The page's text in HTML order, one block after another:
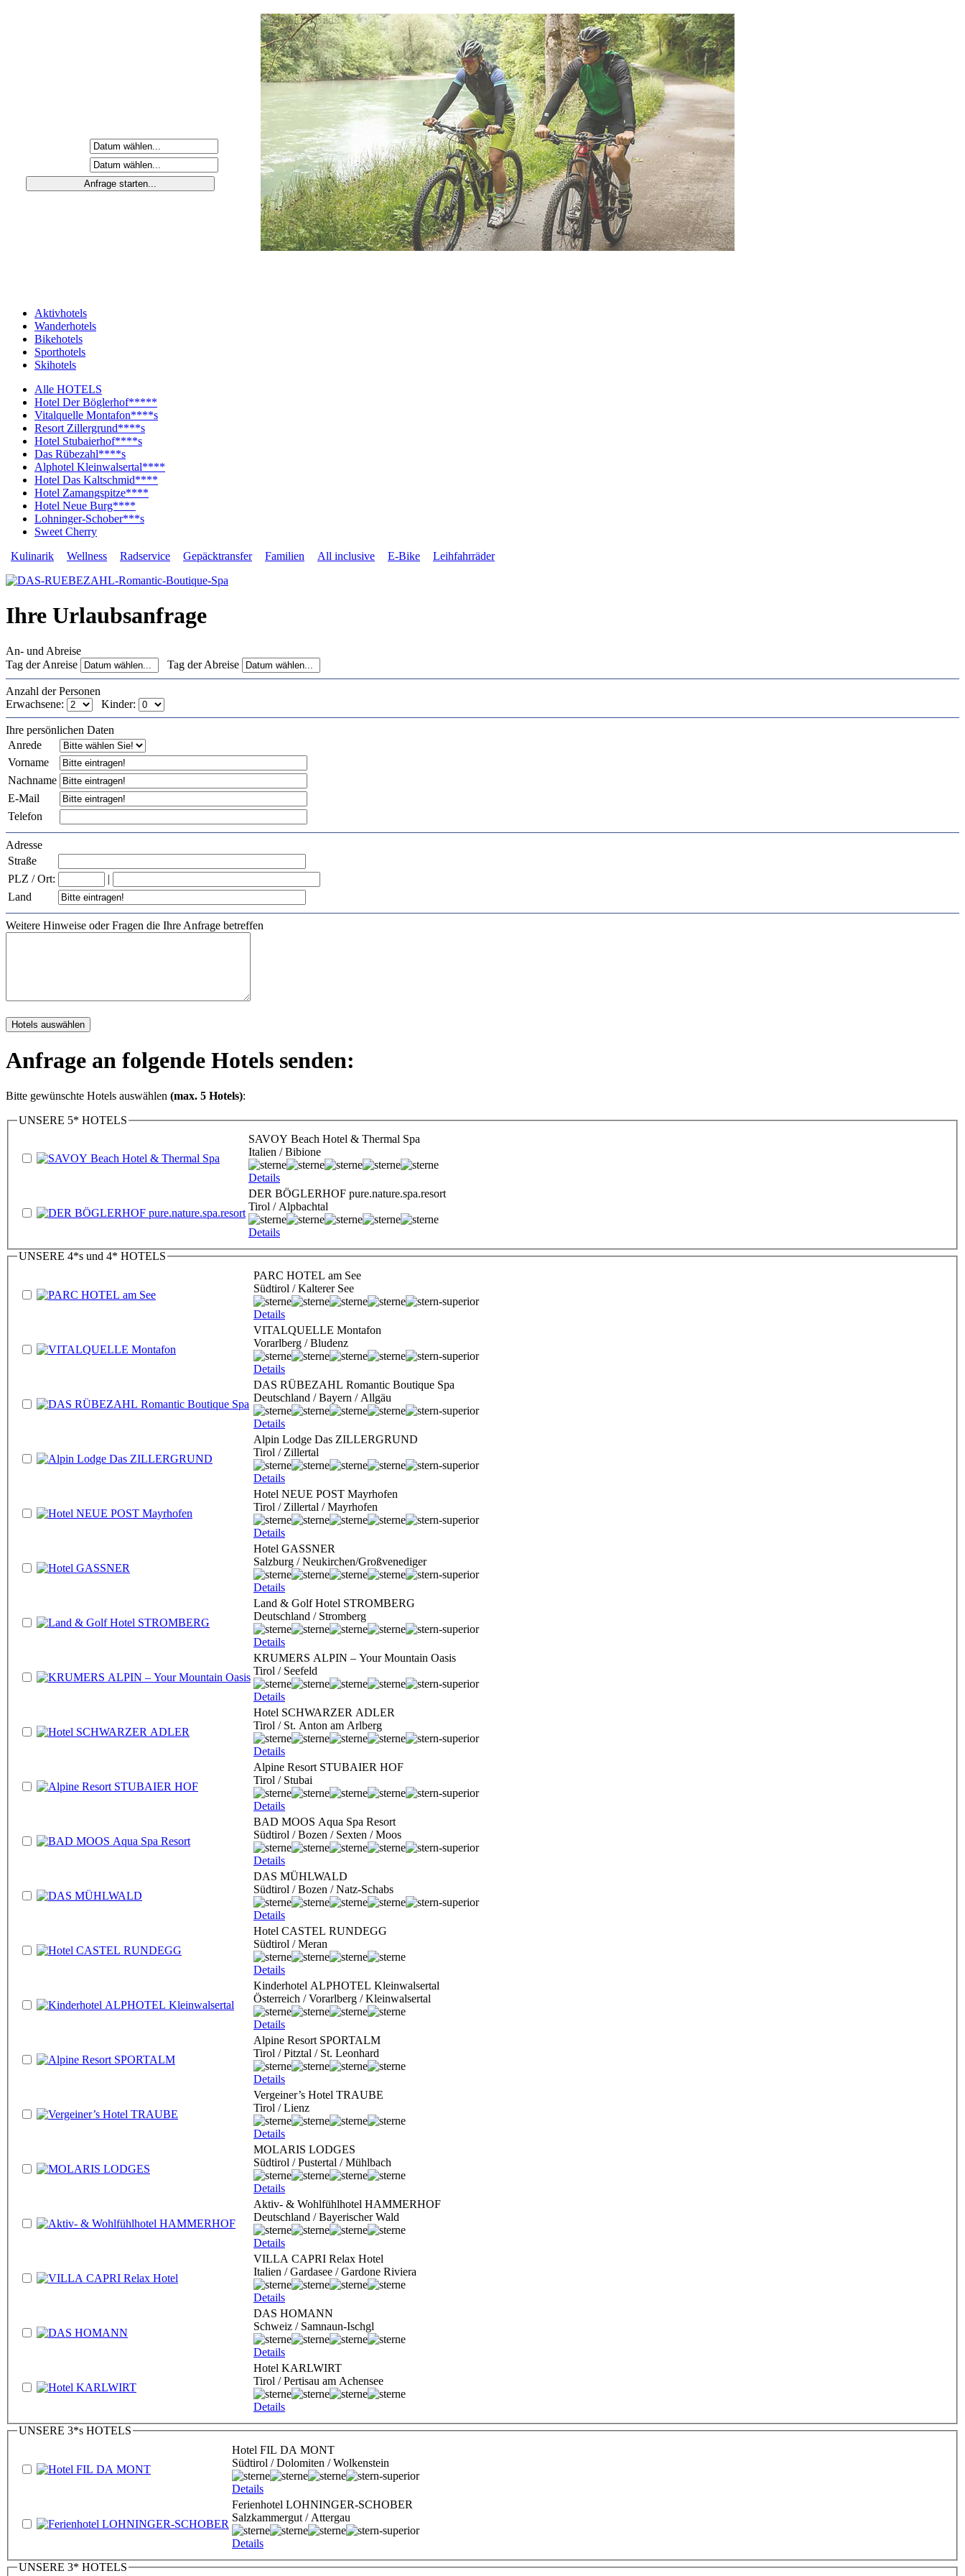
Aktivhotels
Wanderhotels
Bikehotels
Sporthotels
Skihotels
Alle HOTELS
Hotel Der Böglerhof*****
Vitalquelle Montafon****s
Resort Zillergrund****s
Hotel Stubaierhof****s
Das Rübezahl****s
Alphotel Kleinwalsertal****
Hotel Das Kaltschmid****
Hotel Zamangspitze****
Hotel Neue Burg****
Lohninger-Schober***s
Sweet Cherry
Kulinarik
Wellness Radservice Gepäcktransfer Familien All inclusive E-Bike Leihfahrräder
Ihre Urlaubsanfrage
An- und Abreise
Tag der Anreise
Tag der Abreise
Anzahl der Personen
Erwachsene:
Kinder:
Ihre persönlichen Daten
Anrede
Vorname
Nachname
E-Mail
Telefon
Adresse
Straße
PLZ / Ort:
|
Land
Weitere Hinweise oder Fragen die Ihre Anfrage betreffen
Anfrage an folgende Hotels senden:
Bitte gewünschte Hotels auswählen (max. 5 Hotels):
UNSERE 5* HOTELS
SAVOY Beach Hotel & Thermal Spa
Italien / Bibione
Details
DER BÖGLERHOF pure.nature.spa.resort
Tirol / Alpbachtal
Details
UNSERE 4*s und 4* HOTELS
PARC HOTEL am See
Südtirol / Kalterer See
Details
VITALQUELLE Montafon
Vorarlberg / Bludenz
Details
DAS RÜBEZAHL Romantic Boutique Spa
Deutschland / Bayern / Allgäu
Details
Alpin Lodge Das ZILLERGRUND
Tirol / Zillertal
Details
Hotel NEUE POST Mayrhofen
Tirol / Zillertal / Mayrhofen
Details
Hotel GASSNER
Salzburg / Neukirchen/Großvenediger
Details
Land & Golf Hotel STROMBERG
Deutschland / Stromberg
Details
KRUMERS ALPIN – Your Mountain Oasis
Tirol / Seefeld
Details
Hotel SCHWARZER ADLER
Tirol / St. Anton am Arlberg
Details
Alpine Resort STUBAIER HOF
Tirol / Stubai
Details
BAD MOOS Aqua Spa Resort
Südtirol / Bozen / Sexten / Moos
Details
DAS MÜHLWALD
Südtirol / Bozen / Natz-Schabs
Details
Hotel CASTEL RUNDEGG
Südtirol / Meran
Details
Kinderhotel ALPHOTEL Kleinwalsertal
Österreich / Vorarlberg / Kleinwalsertal
Details
Alpine Resort SPORTALM
Tirol / Pitztal / St. Leonhard
Details
Vergeiner’s Hotel TRAUBE
Tirol / Lienz
Details
MOLARIS LODGES
Südtirol / Pustertal / Mühlbach
Details
Aktiv- & Wohlfühlhotel HAMMERHOF
Deutschland / Bayerischer Wald
Details
VILLA CAPRI Relax Hotel
Italien / Gardasee / Gardone Riviera
Details
DAS HOMANN
Schweiz / Samnaun-Ischgl
Details
Hotel KARLWIRT
Tirol / Pertisau am Achensee
Details
UNSERE 3*s HOTELS
Hotel FIL DA MONT
Südtirol / Dolomiten / Wolkenstein
Details
Ferienhotel LOHNINGER-SCHOBER
Salzkammergut / Attergau
Details
UNSERE 3* HOTELS